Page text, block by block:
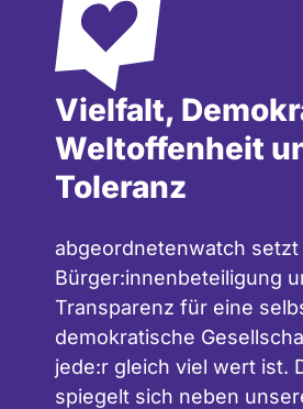
Vielfalt,
Weltoffenheit
Toleranz
abgeordnetenwatch
Bürger:innenbeteiligung
Transparenz für eine
demokratische
jede:r gleich viel wert ist.
spiegelt sich neben